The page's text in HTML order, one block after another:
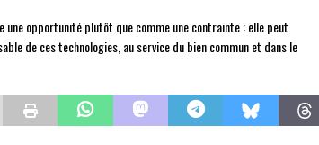
une opportunité plutôt que comme une contrainte : elle peut
de ces technologies, au service du bien commun et dans le